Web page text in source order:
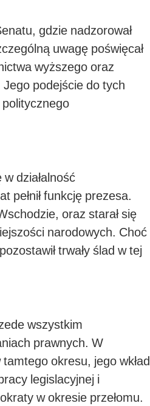
gdzie nadzorował
uwagę poświęcał
wyższego oraz
podejście do tych
działalność
pełnił funkcję prezesa.
oraz starał się
narodowych. Choć
trwały ślad w tej
wszystkim
prawnych. W
okresu, jego wkład
legislacyjnej i
w okresie przełomu.